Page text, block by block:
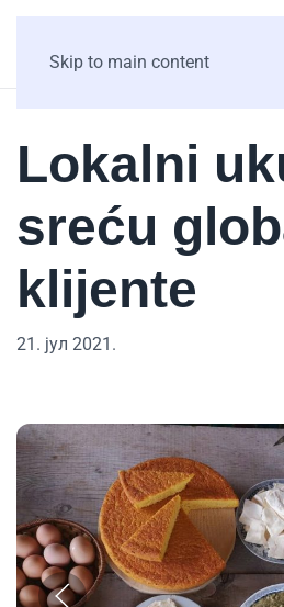
Skip to main content
Lokalni
sreću
klijente
21. јул 2021.